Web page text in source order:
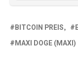
BITCOIN PREIS
MAXI DOGE (MAXI)